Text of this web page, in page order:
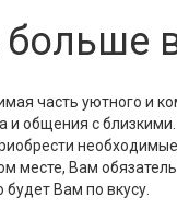
больше
часть уютного и
и общения с
месте, Вам
будет Вам по вкусу.